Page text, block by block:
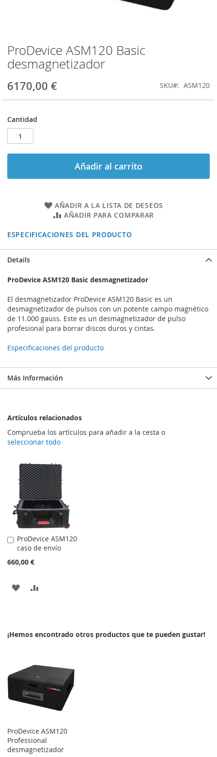
ProDevice ASM120 Basic
desmagnetizador
6170,00 € SKU ASM120
Cantidad
Añadir al carrito
AÑADIR A LA LISTA DE DESEOS
AÑADIR PARA COMPARAR
ESPECIFICACIONES DEL PRODUCTO
Saltar
al
comienzo
la
imágenes
Details
ProDevice ASM120 Basic desmagnetizador
El desmagnetizador ProDevice ASM120 Basic es un
desmagnetizador de pulsos con un potente campo magnético
de 11.000 gauss. Este es un desmagnetizador de pulso
profesional para borrar discos duros y cintas.
Especificaciones del producto
Más Información
Artículos relacionados
Comprueba los artículos para añadir a la cesta o
seleccionar todo
ProDevice ASM120
caso de envío
660,00 €
Añadir
al
carrito
AÑADIR
LISTA
DESEOS
¡Hemos encontrado otros productos que te pueden gustar!
ProDevice ASM120
Professional
desmagnetizador